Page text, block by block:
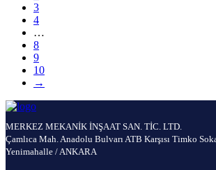
3
4
…
8
9
10
→
MERKEZ MEKANİK İNŞAAT SAN. TİC. LTD.
Çamlıca Mah. Anadolu Bulvarı ATB Karşısı Timko
Yenimahalle / ANKARA